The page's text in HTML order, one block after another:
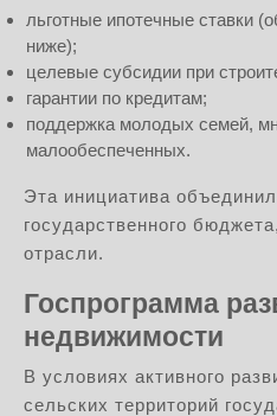
льготные ипотечные ставки
ниже);
целевые субсидии при
гарантии по кредитам;
поддержка молодых семей,
малообеспеченных.
Эта инициатива
государственного
отрасли.
Госпрограмма
недвижимости
В условиях активного
сельских территорий